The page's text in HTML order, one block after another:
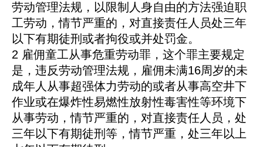
劳动管理法规，以限制人身自由的方法强迫职
工劳动，情节严重的，对直接责任人员处三年
以下有期徒刑或者拘役或并处罚金。
2 雇佣童工从事危重劳动罪，这个罪主要规定
是，违反劳动管理法规，雇佣未满16周岁的未
成年人从事超强体力劳动的或者从事高空井下
作业或在爆炸性易燃性放射性毒害性等环境下
从事劳动，情节严重的，对直接责任人员，处
三年以下有期徒刑等，情节严重，处三年以上